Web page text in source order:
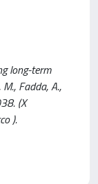
long-term
Fadda, A.,
(X
).